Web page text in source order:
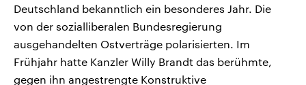
Deutschland bekanntlich ein besonderes Jahr. Die
von der sozialliberalen Bundesregierung
ausgehandelten Ostverträge polarisierten. Im
Frühjahr hatte Kanzler Willy Brandt das berühmte,
gegen ihn angestrengte Konstruktive